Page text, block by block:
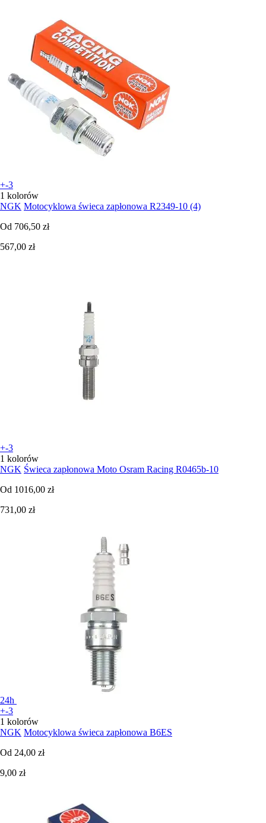
+-3
1 kolorów
NGK Motocyklowa świeca zapłonowa R2349-10 (4)
Od 706,50 zł
567,00 zł
+-3
1 kolorów
NGK Świeca zapłonowa Moto Osram Racing R0465b-10
Od 1016,00 zł
731,00 zł
24h
+-3
1 kolorów
NGK Motocyklowa świeca zapłonowa B6ES
Od 24,00 zł
9,00 zł